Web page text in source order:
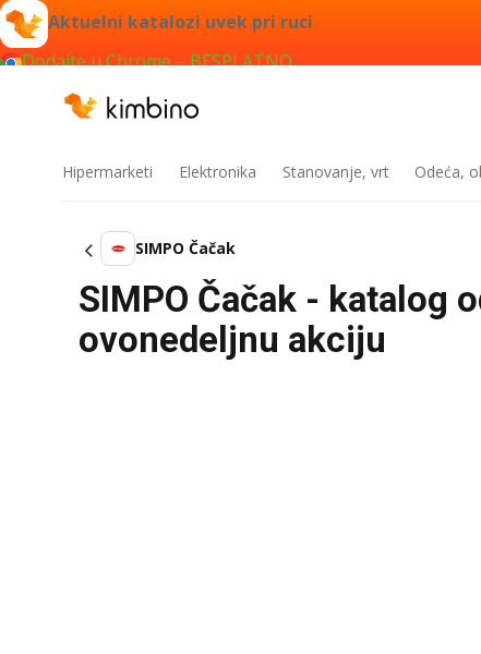
Aktuelni katalozi uvek pri ruci
Dodajte u Chrome – BESPLATNO
Hipermarketi Elektronika Stanovanje, vrt Odeća,
SIMPO Čačak
SIMPO Čačak - katalog
ovonedeljnu akciju